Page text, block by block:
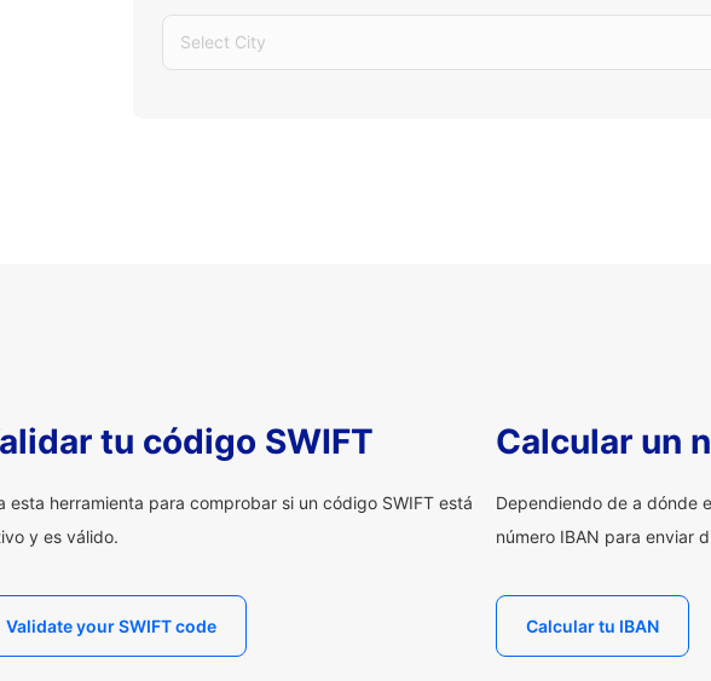
Select City
tu código SWIFT
esta herramienta para comprobar si un código SWIFT está
y es válido.
Validate your SWIFT code
Calcular un
Dependiendo de a dónde
número IBAN para enviar
Calcular tu IBAN